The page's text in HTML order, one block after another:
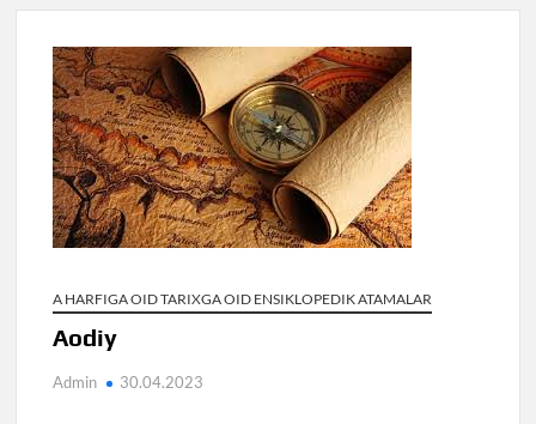
A HARFIGA OID TARIXGA OID ENSIKLOPEDIK ATAMALAR
Aodiy
Admin 30.04.2023